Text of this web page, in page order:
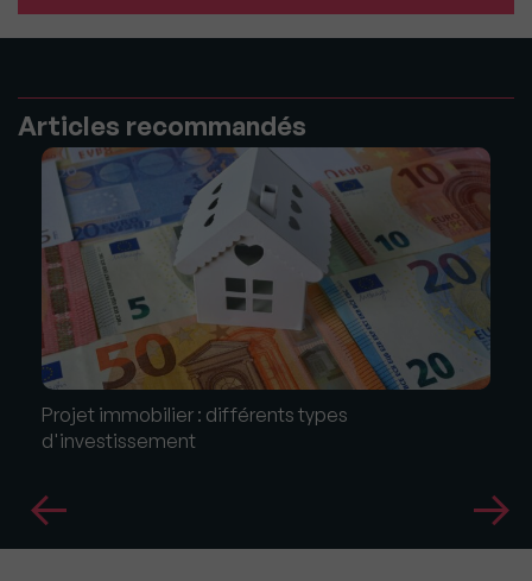
Articles recommandés
Projet immobilier : différents types
d'investissement